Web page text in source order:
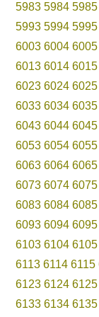
5983 5984 5985
5993 5994 5995
6003 6004 6005
6013 6014 6015
6023 6024 6025
6033 6034 6035
6043 6044 6045
6053 6054 6055
6063 6064 6065
6073 6074 6075
6083 6084 6085
6093 6094 6095
6103 6104 6105
6113 6114 6115
6123 6124 6125
6133 6134 6135